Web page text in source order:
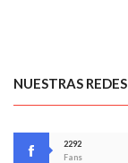
NUESTRAS REDES
2292
Fans